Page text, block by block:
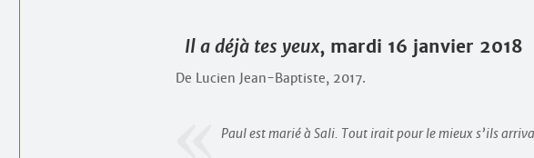
Il a déjà tes yeux, mardi 16 janvier 2018
De Lucien Jean-Baptiste, 2017.
Paul est marié à Sali. Tout irait pour le mieux s’ils